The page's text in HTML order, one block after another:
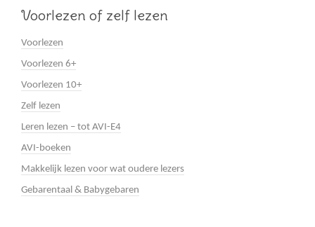
Voorlezen of zelf lezen
Voorlezen
Voorlezen 6+
Voorlezen 10+
Zelf lezen
Leren lezen – tot AVI-E4
AVI-boeken
Makkelijk lezen voor wat oudere lezers
Gebarentaal & Babygebaren